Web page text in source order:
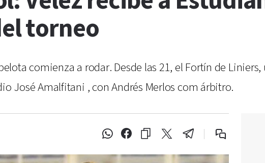
torneo
comienza a rodar. Desde las 21, el Fortín de
José Amalfitani , con Andrés Merlos com árbitro.